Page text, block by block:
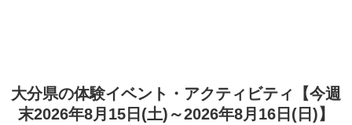
大分県の体験イベント・アクティビティ【今週
末2026年8月15日(土)～2026年8月16日(日)】